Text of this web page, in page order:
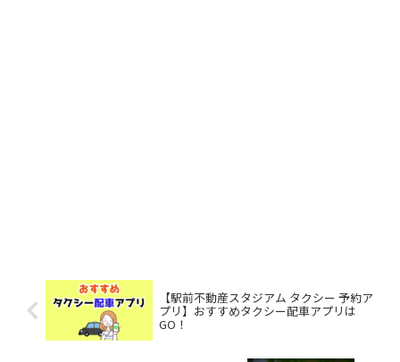
【駅前不動産スタジアム タクシー 予約ア
プリ】おすすめタクシー配車アプリは
GO！